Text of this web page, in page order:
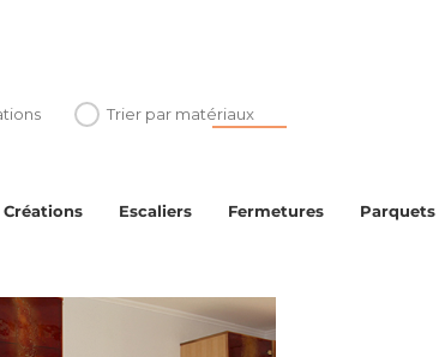
Trier par matériaux
Créations Escaliers Fermetures Parquets